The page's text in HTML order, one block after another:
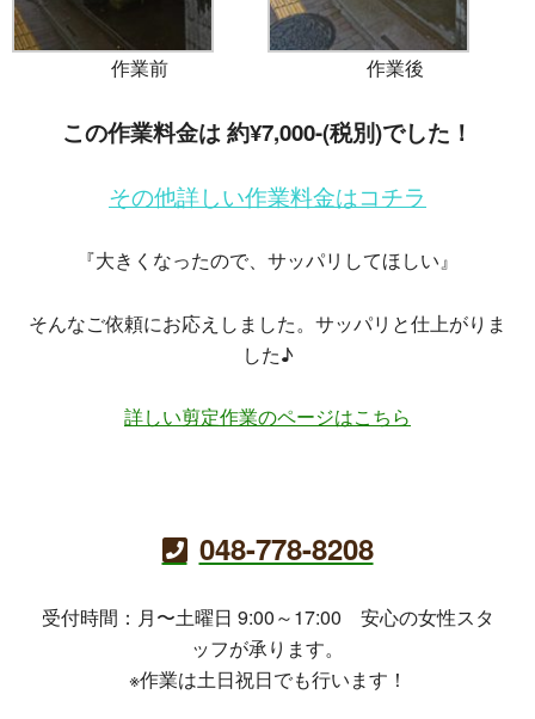
作業前 作業後
この作業料金は 約¥7,000-(税別)でした！
その他詳しい作業料金はコチラ
『大きくなったので、サッパリしてほしい』
そんなご依頼にお応えしました。サッパリと仕上がりま
した♪
詳しい剪定作業のページはこちら
048-778-8208
受付時間：月〜土曜日 9:00～17:00 安心の女性スタ
ッフが承ります。
※作業は土日祝日でも行います！